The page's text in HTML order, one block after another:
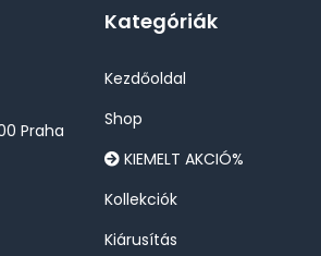
Praha
Kategóriák
Kezdőoldal
Shop
KIEMELT AKCIÓ%
Kollekciók
Kiárusítás